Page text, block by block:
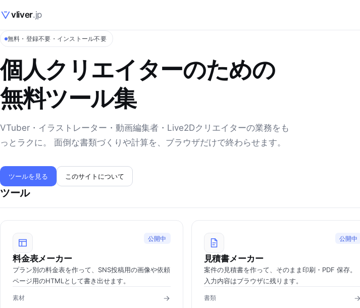
vliver.jp
無料・登録不要・インストール不要
個人クリエイターのための
無料ツール集
VTuber・イラストレーター・動画編集者・Live2Dクリエイターの業務をも
っとラクに。 面倒な書類づくりや計算を、ブラウザだけで終わらせます。
ツールを見る このサイトについて
ツール
公開中
料金表メーカー
プラン別の料金表を作って、SNS投稿用の画像や依頼
ページ用のHTMLとして書き出せます。
素材
公開中
見積書メーカー
案件の見積書を作って、そのまま印刷・PDF 保存。
入力内容はブラウザに残ります。
書類